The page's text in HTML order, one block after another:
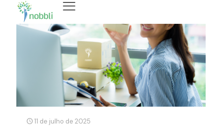
11 de julho de 2025